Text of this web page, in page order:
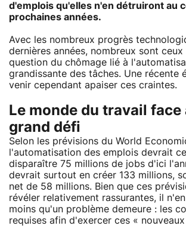
d'emplois qu'elles n'en détruiront au
prochaines années.
Avec les nombreux progrès
dernières années, nombreux sont
question du chômage lié à
grandissante des tâches. Une récente
venir cependant apaiser ces craintes.
Le monde du travail face
grand défi
Selon les prévisions du World
l'automatisation des emplois devrait
disparaître 75 millions de jobs d'ici
devrait surtout en créer 133 millions,
net de 58 millions. Bien que ces
révéler relativement rassurantes, il
moins qu'un problème demeure : les
requises afin d'exercer ces «